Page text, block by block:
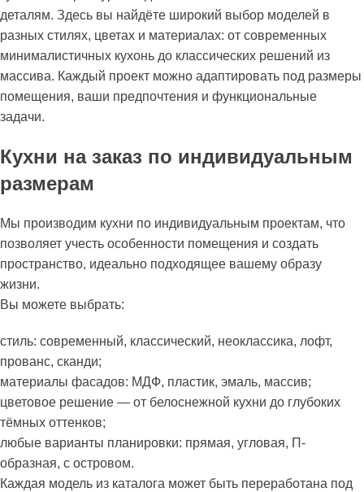
деталям. Здесь вы найдёте широкий выбор моделей в
разных стилях, цветах и материалах: от современных
минималистичных кухонь до классических решений из
массива. Каждый проект можно адаптировать под размеры
помещения, ваши предпочтения и функциональные
задачи.
Кухни на заказ по индивидуальным
размерам
Мы производим кухни по индивидуальным проектам, что
позволяет учесть особенности помещения и создать
пространство, идеально подходящее вашему образу
жизни.
Вы можете выбрать:
стиль: современный, классический, неоклассика, лофт,
прованс, сканди;
материалы фасадов: МДФ, пластик, эмаль, массив;
цветовое решение — от белоснежной кухни до глубоких
тёмных оттенков;
любые варианты планировки: прямая, угловая, П-
образная, с островом.
Каждая модель из каталога может быть переработана под